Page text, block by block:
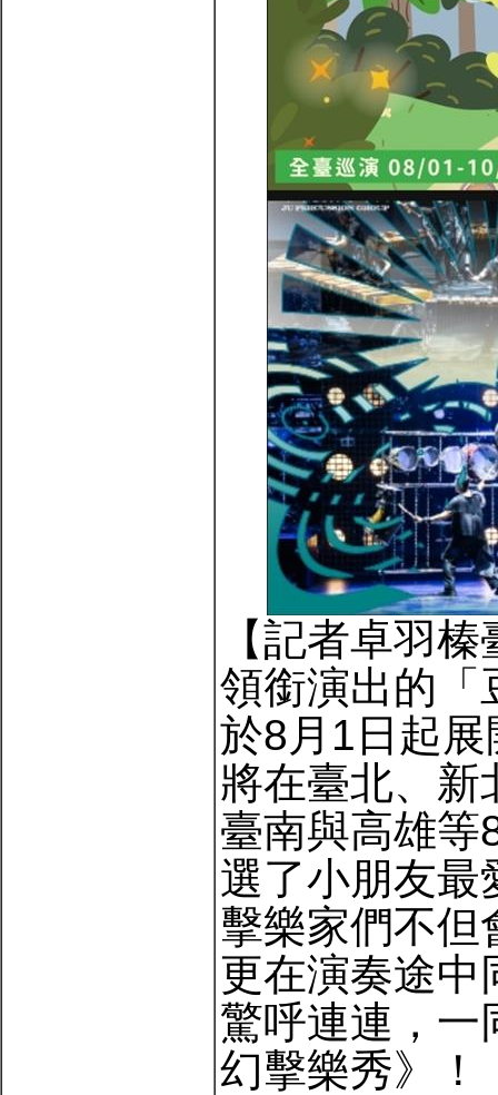
【記者卓羽
領銜演出的「
於8月1日起
將在臺北、新
臺南與高雄等
選了小朋友最
擊樂家們不但
更在演奏途中
驚呼連連，一
幻擊樂秀》！